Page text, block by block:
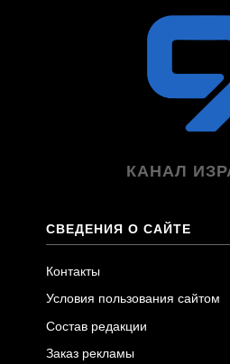
КАНАЛ
СВЕДЕНИЯ О САЙТЕ
Контакты
Условия пользования сайтом
Состав редакции
Заказ рекламы